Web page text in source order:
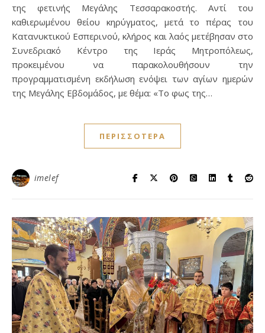
της φετινής Μεγάλης Τεσσαρακοστής. Αντί του
καθιερωμένου θείου κηρύγματος, μετά το πέρας του
Κατανυκτικού Εσπερινού, κλήρος και λαός μετέβησαν στο
Συνεδριακό Κέντρο της Ιεράς Μητροπόλεως,
προκειμένου να παρακολουθήσουν την
προγραμματισμένη εκδήλωση ενόψει των αγίων ημερών
της Μεγάλης Εβδομάδος, με θέμα: «Το φως της…
ΠΕΡΙΣΣΌΤΕΡΑ
imelef